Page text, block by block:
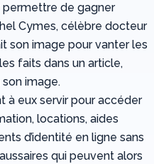
permettre de gagner
Cymes, célèbre docteur
son image pour vanter les
faits dans un article,
image.
à eux servir pour accéder
locations, aides
d’identité en ligne sans
qui peuvent alors